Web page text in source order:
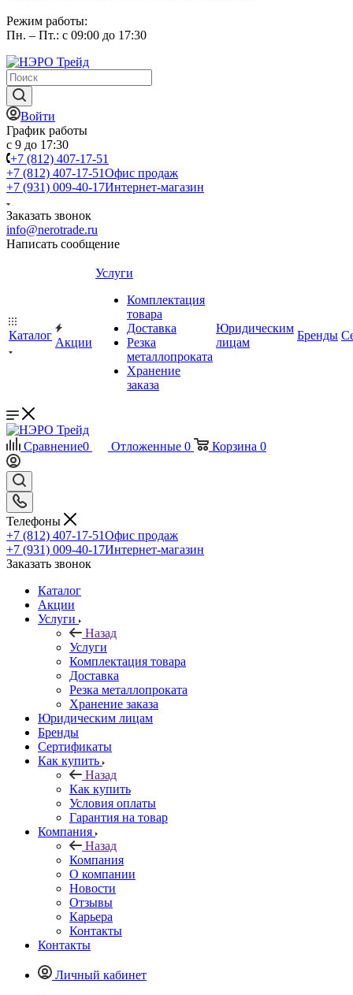
Режим работы:
Пн. – Пт.: с 09:00 до 17:30
Войти
График работы
с 9 до 17:30
+7 (812) 407-17-51
+7 (812) 407-17-51Офис продаж
+7 (931) 009-40-17Интернет-магазин
Заказать звонок
info@nerotrade.ru
Написать сообщение
Каталог
Акции
Услуги
Комплектация
товара
Доставка
Резка
металлопроката
Хранение
заказа
Юридическим
лицам
Бренды
Сравнение0 Отложенные 0 Корзина 0
Телефоны
+7 (812) 407-17-51Офис продаж
+7 (931) 009-40-17Интернет-магазин
Заказать звонок
Каталог
Акции
Услуги
Назад
Услуги
Комплектация товара
Доставка
Резка металлопроката
Хранение заказа
Юридическим лицам
Бренды
Сертификаты
Как купить
Назад
Как купить
Условия оплаты
Гарантия на товар
Компания
Назад
Компания
О компании
Новости
Отзывы
Карьера
Контакты
Контакты
Личный кабинет